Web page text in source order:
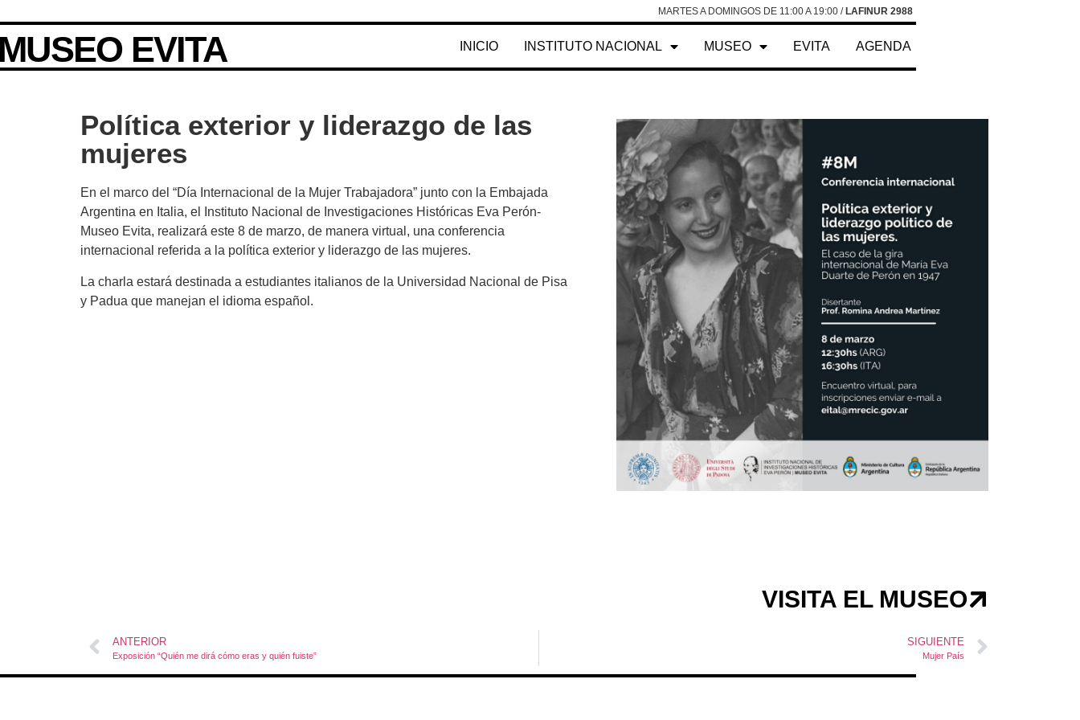
MARTES A DOMINGOS DE 11:00 A 19:00 / LAFINUR 2988
EVITA INICIO INSTITUTO NACIONAL MUSEO EVITA AGENDA
Política exterior y liderazgo de las
mujeres
En el marco del “Día Internacional de la Mujer Trabajadora” junto con la Embajada
Argentina en Italia, el Instituto Nacional de Investigaciones Históricas Eva Perón-
Museo Evita, realizará este 8 de marzo, de manera virtual, una conferencia
internacional referida a la política exterior y liderazgo de las mujeres.
La charla estará destinada a estudiantes italianos de la Universidad Nacional de Pisa
y Padua que manejan el idioma español.
VISITA EL MUSEO
ANTERIOR
Exposición “Quién me dirá cómo eras y quién fuiste”
SIGUIENTE
Mujer País